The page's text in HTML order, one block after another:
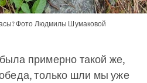
Фото Людмилы Шумаковой
примерно такой же,
только шли мы уже